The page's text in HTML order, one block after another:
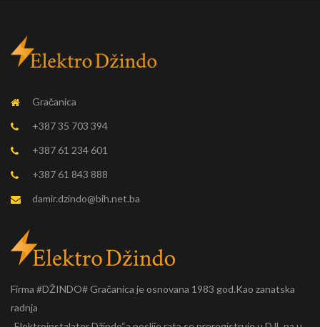
Gračanica
+387 35 703 394
+387 61 234 601
+387 61 843 888
damir.dzindo@bih.net.ba
Firma #DŽINDO# Gračanica je osnovana 1983 god.Kao zanatska
radnja